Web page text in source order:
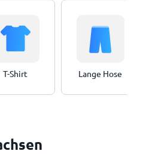
T-Shirt Lange Hose